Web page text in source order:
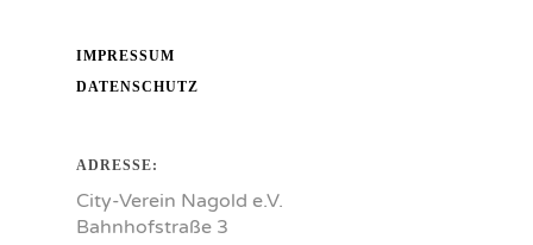
IMPRESSUM
DATENSCHUTZ
ADRESSE:
City-Verein Nagold e.V.
Bahnhofstraße 3